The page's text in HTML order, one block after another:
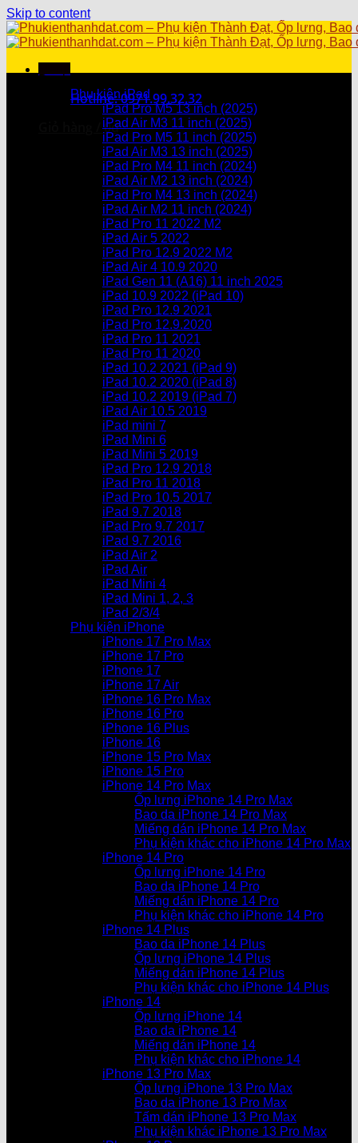
Skip to content
Hotline: 0971.99.32.32
Giỏ hàng /0₫
Chưa có sản phẩm trong giỏ hàng.
Chưa có sản phẩm trong giỏ hàng.
Danh mục sản phẩm
Phụ kiện iPad
iPad Pro M5 13 inch (2025)
iPad Air M3 11 inch (2025)
iPad Pro M5 11 inch (2025)
iPad Air M3 13 inch (2025)
iPad Pro M4 11 inch (2024)
iPad Air M2 13 inch (2024)
iPad Pro M4 13 inch (2024)
iPad Air M2 11 inch (2024)
iPad Pro 11 2022 M2
iPad Air 5 2022
iPad Pro 12.9 2022 M2
iPad Air 4 10.9 2020
iPad Gen 11 (A16) 11 inch 2025
iPad 10.9 2022 (iPad 10)
iPad Pro 12.9 2021
iPad Pro 12.9.2020
iPad Pro 11 2021
iPad Pro 11 2020
iPad 10.2 2021 (iPad 9)
iPad 10.2 2020 (iPad 8)
iPad 10.2 2019 (iPad 7)
iPad Air 10.5 2019
iPad mini 7
iPad Mini 6
iPad Mini 5 2019
iPad Pro 12.9 2018
iPad Pro 11 2018
iPad Pro 10.5 2017
iPad 9.7 2018
iPad Pro 9.7 2017
iPad 9.7 2016
iPad Air 2
iPad Air
iPad Mini 4
iPad Mini 1, 2, 3
iPad 2/3/4
Phụ kiện iPhone
iPhone 17 Pro Max
iPhone 17 Pro
iPhone 17
iPhone 17 Air
iPhone 16 Pro Max
iPhone 16 Pro
iPhone 16 Plus
iPhone 16
iPhone 15 Pro Max
iPhone 15 Pro
iPhone 14 Pro Max
Ốp lưng iPhone 14 Pro Max
Bao da iPhone 14 Pro Max
Miếng dán iPhone 14 Pro Max
Phụ kiện khác cho iPhone 14 Pro Max
iPhone 14 Pro
Ốp lưng iPhone 14 Pro
Bao da iPhone 14 Pro
Miếng dán iPhone 14 Pro
Phụ kiện khác cho iPhone 14 Pro
iPhone 14 Plus
Bao da iPhone 14 Plus
Ốp lưng iPhone 14 Plus
Miếng dán iPhone 14 Plus
Phụ kiện khác cho iPhone 14 Plus
iPhone 14
Ốp lưng iPhone 14
Bao da iPhone 14
Miếng dán iPhone 14
Phụ kiện khác cho iPhone 14
iPhone 13 Pro Max
Ốp lưng iPhone 13 Pro Max
Bao da iPhone 13 Pro Max
Tấm dán iPhone 13 Pro Max
Phụ kiện khác iPhone 13 Pro Max